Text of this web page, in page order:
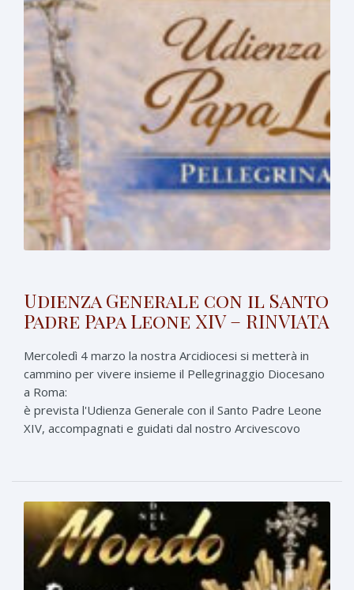
Udienza Generale con il Santo
Padre Papa Leone XIV – RINVIATA
Mercoledì 4 marzo la nostra Arcidiocesi si metterà in
cammino per vivere insieme il Pellegrinaggio Diocesano
a Roma:
è prevista l'Udienza Generale con il Santo Padre Leone
XIV, accompagnati e guidati dal nostro Arcivescovo